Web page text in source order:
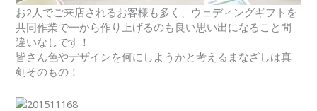
お2人でご来店されるお客様も多く、ウェディングギフトを
共同作業で一から作り上げるのも良い思い出になること間
違いなしです！
皆さん色やデザインを何にしようかと考えるまなざしは真
剣そのもの！